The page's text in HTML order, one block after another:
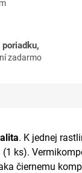
poriadku,
zadarmo
. K jednej
ks).
čiernemu